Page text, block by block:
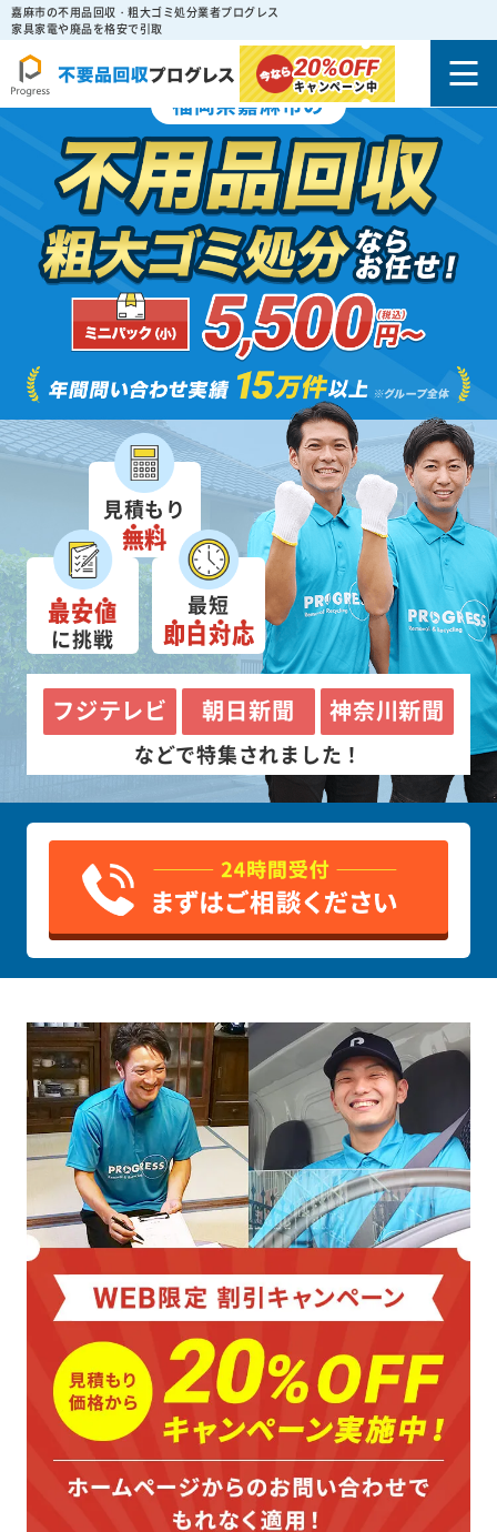
嘉麻市の不用品回収・粗大ゴミ処分業者プログレス
家具家電や廃品を格安で引取
20%OFF
キャンペーン中
福岡県嘉麻市の
見積もり
無料
最安値
に挑戦
最短
即日対応
フジテレビ 朝日新聞 神奈川新聞
などで特集されました！